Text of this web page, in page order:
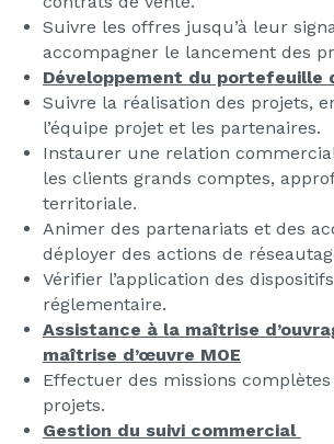
Suivre les offres jusqu’à leur
accompagner le lancement des
Développement du portefeuille
Suivre la réalisation des projets,
l’équipe projet et les partenaires.
Instaurer une relation
les clients grands comptes,
territoriale.
Animer des partenariats et des
déployer des actions de
Vérifier l’application des
réglementaire.
Assistance à la maîtrise
maîtrise d’œuvre MOE
Effectuer des missions
projets.
Gestion du suivi commercial